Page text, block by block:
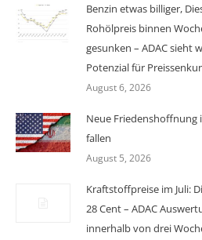
Benzin etwas billiger,
Rohölpreis binnen
gesunken – ADAC sieht
Potenzial für
August 6, 2026
Neue Friedenshoffnung
fallen
August 5, 2026
Kraftstoffpreise im Juli:
28 Cent – ADAC
innerhalb von drei